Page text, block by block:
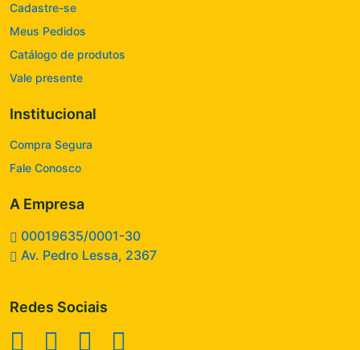
Cadastre-se
Meus Pedidos
Catálogo de produtos
Vale presente
Institucional
Compra Segura
Fale Conosco
A Empresa
00019635/0001-30
Av. Pedro Lessa, 2367
Redes Sociais